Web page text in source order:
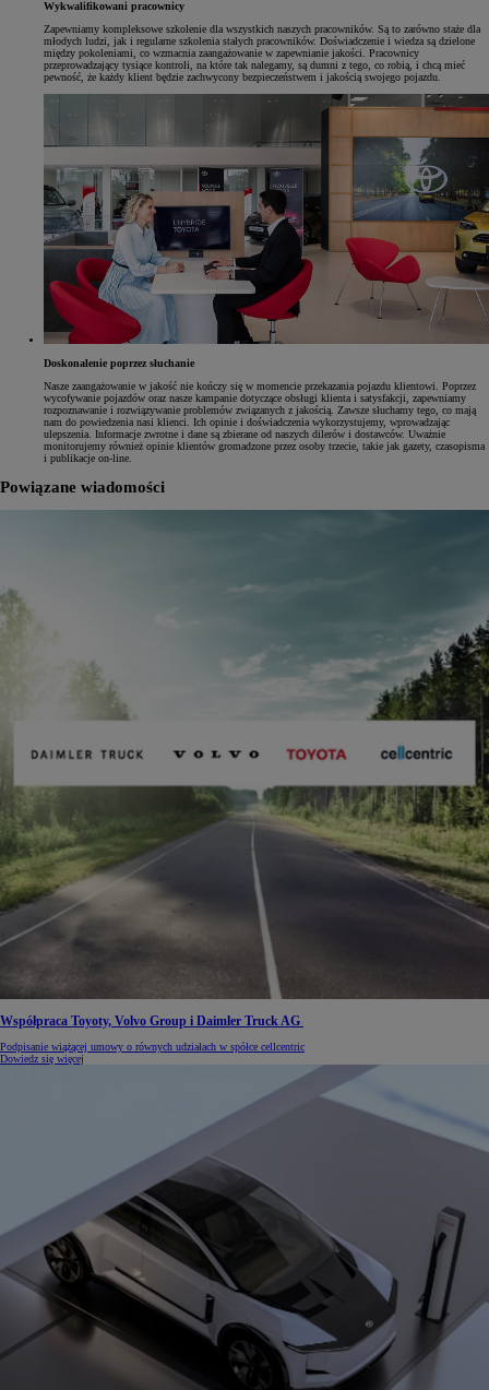
Wykwalifikowani pracownicy
Zapewniamy kompleksowe szkolenie dla wszystkich naszych pracowników. Są to zarówno staże dla
młodych ludzi, jak i regularne szkolenia stałych pracowników. Doświadczenie i wiedza są dzielone
między pokoleniami, co wzmacnia zaangażowanie w zapewnianie jakości. Pracownicy
przeprowadzający tysiące kontroli, na które tak nalegamy, są dumni z tego, co robią, i chcą mieć
pewność, że każdy klient będzie zachwycony bezpieczeństwem i jakością swojego pojazdu.
Doskonalenie poprzez słuchanie
Nasze zaangażowanie w jakość nie kończy się w momencie przekazania pojazdu klientowi. Poprzez
wycofywanie pojazdów oraz nasze kampanie dotyczące obsługi klienta i satysfakcji, zapewniamy
rozpoznawanie i rozwiązywanie problemów związanych z jakością. Zawsze słuchamy tego, co mają
nam do powiedzenia nasi klienci. Ich opinie i doświadczenia wykorzystujemy, wprowadzając
ulepszenia. Informacje zwrotne i dane są zbierane od naszych dilerów i dostawców. Uważnie
monitorujemy również opinie klientów gromadzone przez osoby trzecie, takie jak gazety, czasopisma
i publikacje on-line.
Powiązane wiadomości
Współpraca Toyoty, Volvo Group i Daimler Truck AG
Podpisanie wiążącej umowy o równych udziałach w spółce cellcentric
Dowiedz się więcej